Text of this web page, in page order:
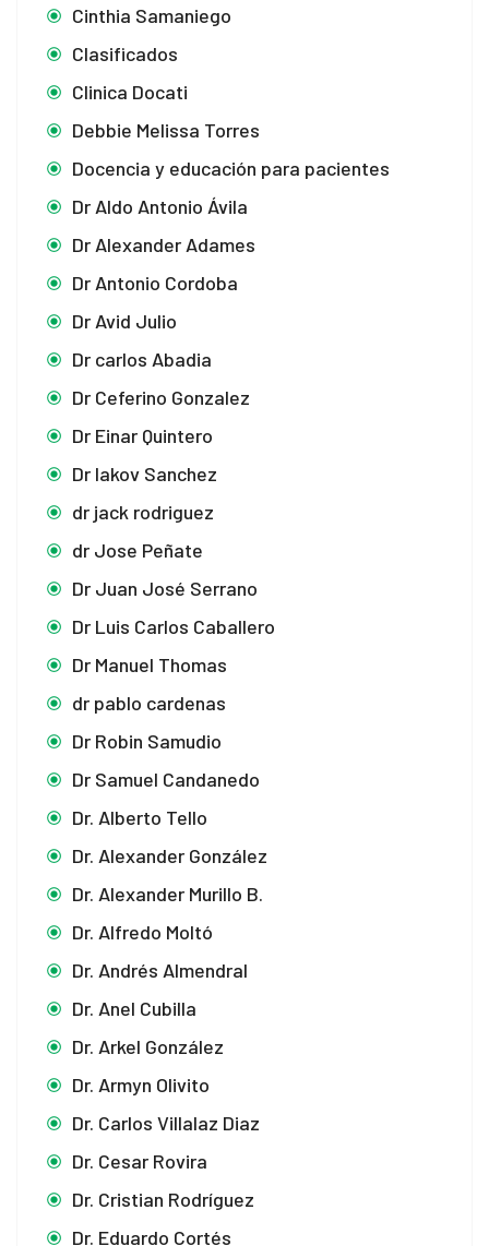
Cinthia Samaniego
Clasificados
Clinica Docati
Debbie Melissa Torres
Docencia y educación para pacientes
Dr Aldo Antonio Ávila
Dr Alexander Adames
Dr Antonio Cordoba
Dr Avid Julio
Dr carlos Abadia
Dr Ceferino Gonzalez
Dr Einar Quintero
Dr Iakov Sanchez
dr jack rodriguez
dr Jose Peñate
Dr Juan José Serrano
Dr Luis Carlos Caballero
Dr Manuel Thomas
dr pablo cardenas
Dr Robin Samudio
Dr Samuel Candanedo
Dr. Alberto Tello
Dr. Alexander González
Dr. Alexander Murillo B.
Dr. Alfredo Moltó
Dr. Andrés Almendral
Dr. Anel Cubilla
Dr. Arkel González
Dr. Armyn Olivito
Dr. Carlos Villalaz Diaz
Dr. Cesar Rovira
Dr. Cristian Rodríguez
Dr. Eduardo Cortés